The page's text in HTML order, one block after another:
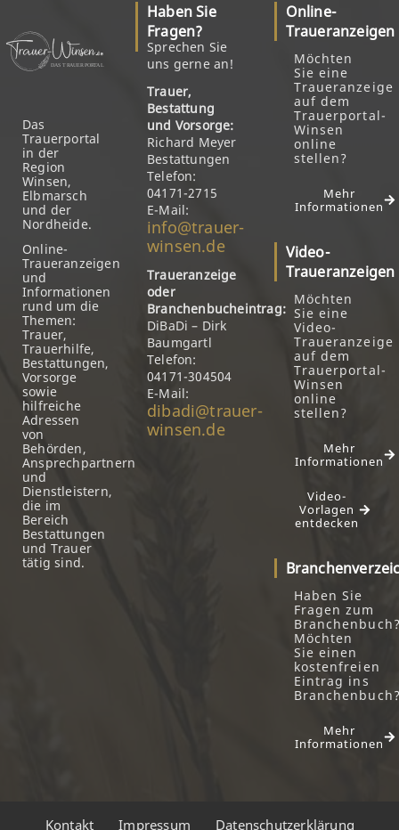
Das
Trauerportal
in der
Region
Winsen,
Elbmarsch
und der
Nordheide.
Online-
Traueranzeigen
und
Informationen
rund um die
Themen:
Trauer,
Trauerhilfe,
Bestattungen,
Vorsorge
sowie
hilfreiche
Adressen
von
Behörden,
Ansprechpartnern
und
Dienstleistern,
die im
Bereich
Bestattungen
und Trauer
tätig sind.
Haben Sie
Fragen?
Sprechen Sie
uns gerne an!
Trauer,
Bestattung
und Vorsorge:
Richard Meyer
Bestattungen
Telefon:
04171-2715
E-Mail:
info@trauer-
winsen.de
Traueranzeige
oder
Branchenbucheintrag:
DiBaDi – Dirk
Baumgartl
Telefon:
04171-304504
E-Mail:
dibadi@trauer-
winsen.de
Online-
Traueranzeigen
Möchten
Sie eine
Traueranzeige
auf dem
Trauerportal-
Winsen
online
stellen?
Mehr
Informationen
Video-
Traueranzeigen
Möchten
Sie eine
Video-
Traueranzeige
auf dem
Trauerportal-
Winsen
online
stellen?
Mehr
Informationen
Video-
Vorlagen
entdecken
Haben Sie
Fragen zum
Möchten
Sie einen
kostenfreien
Eintrag ins
Mehr
Informationen
Kontakt Impressum Datenschutzerklärung